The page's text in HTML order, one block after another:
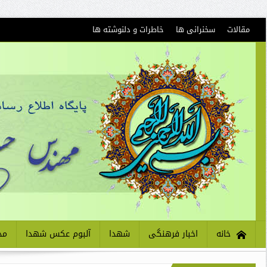
مقالات سخنرانی ها خاطرات و دلنوشته ها
خانه اخبار فرهنگی شهدا آلبوم عکس شهدا